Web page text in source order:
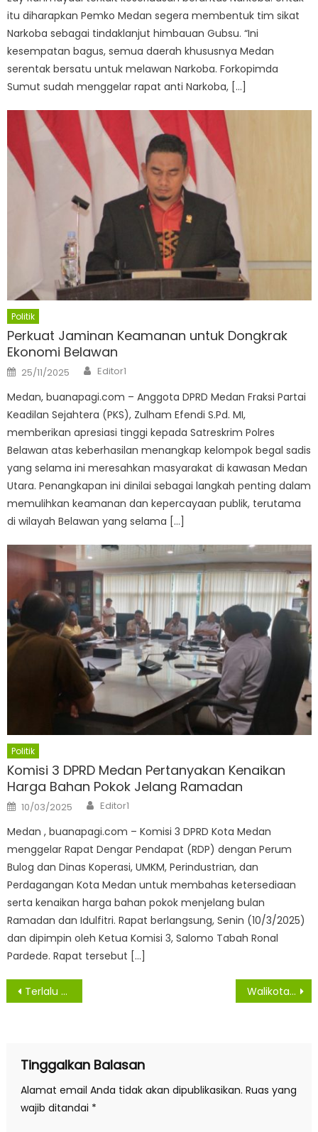
itu diharapkan Pemko Medan segera membentuk tim sikat
Narkoba sebagai tindaklanjut himbauan Gubsu. “Ini
kesempatan bagus, semua daerah khususnya Medan
serentak bersatu untuk melawan Narkoba. Forkopimda
Sumut sudah menggelar rapat anti Narkoba, […]
Politik
Perkuat Jaminan Keamanan untuk Dongkrak
Ekonomi Belawan
Posted
on
25/11/2025 Author
Editor1
Medan, buanapagi.com – Anggota DPRD Medan Fraksi Partai
Keadilan Sejahtera (PKS), Zulham Efendi S.Pd. MI,
memberikan apresiasi tinggi kepada Satreskrim Polres
Belawan atas keberhasilan menangkap kelompok begal sadis
yang selama ini meresahkan masyarakat di kawasan Medan
Utara. Penangkapan ini dinilai sebagai langkah penting dalam
memulihkan keamanan dan kepercayaan publik, terutama
di wilayah Belawan yang selama […]
Politik
Komisi 3 DPRD Medan Pertanyakan Kenaikan
Harga Bahan Pokok Jelang Ramadan
Posted
on
10/03/2025 Author
Editor1
Medan , buanapagi.com – Komisi 3 DPRD Kota Medan
menggelar Rapat Dengar Pendapat (RDP) dengan Perum
Bulog dan Dinas Koperasi, UMKM, Perindustrian, dan
Perdagangan Kota Medan untuk membahas ketersediaan
serta kenaikan harga bahan pokok menjelang bulan
Ramadan dan Idulfitri. Rapat berlangsung, Senin (10/3/2025)
dan dipimpin oleh Ketua Komisi 3, Salomo Tabah Ronal
Pardede. Rapat tersebut […]
Navigasi
Terlalu Kecil, Fraksi PKS Pertanyakan Target PAD Dari Retribusi Kekayaan Daerah Walikota Beri Apresiasi Empat UMKM yang Lulus Jadi UMKM Binaan Pertamina Pusat
Tinggalkan Balasan
Alamat email Anda tidak akan dipublikasikan. Ruas yang
wajib ditandai *